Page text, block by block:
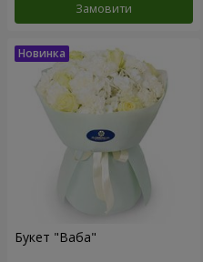
Замовити
Букет "Ваба"